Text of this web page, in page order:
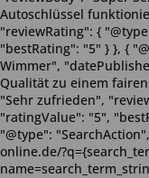
Autoschlüssel
"reviewRating": {
"bestRating": "5" } }, {
Wimmer",
Qualität zu einem
"Sehr zufrieden",
"ratingValue": "5",
"@type":
online.de/